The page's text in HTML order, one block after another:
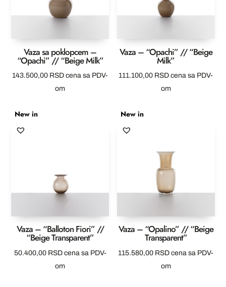
Vaza sa poklopcem –
“Opachi” // “Beige Milk”
143.500,00 RSD cena sa PDV-
om
Vaza – “Opachi” // “Beige
Milk”
111.100,00 RSD cena sa PDV-
om
New in
Vaza – “Balloton Fiori” //
“Beige Transparent”
50.400,00 RSD cena sa PDV-
om
New in
Vaza – “Opalino” // “Beige
Transparent”
115.580,00 RSD cena sa PDV-
om